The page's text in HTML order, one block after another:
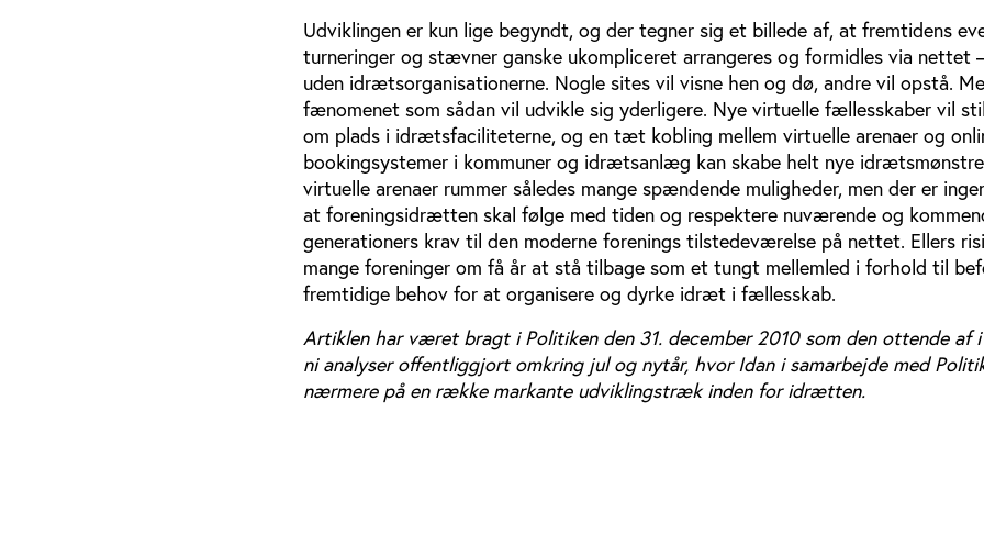
Udviklingen er kun lige begyndt, og der tegner sig et billede af, at fremtidens
turneringer og stævner ganske ukompliceret arrangeres og formidles via nettet
uden idrætsorganisationerne. Nogle sites vil visne hen og dø, andre vil opstå.
fænomenet som sådan vil udvikle sig yderligere. Nye virtuelle fællesskaber vil
om plads i idrætsfaciliteterne, og en tæt kobling mellem virtuelle arenaer og
bookingsystemer i kommuner og idrætsanlæg kan skabe helt nye
virtuelle arenaer rummer således mange spændende muligheder, men der er
at foreningsidrætten skal følge med tiden og respektere nuværende og
generationers krav til den moderne forenings tilstedeværelse på nettet. Ellers
mange foreninger om få år at stå tilbage som et tungt mellemled i forhold til
fremtidige behov for at organisere og dyrke idræt i fællesskab.
Artiklen har været bragt i Politiken den 31. december 2010 som den ottende af
ni analyser offentliggjort omkring jul og nytår, hvor Idan i samarbejde med
nærmere på en række markante udviklingstræk inden for idrætten.